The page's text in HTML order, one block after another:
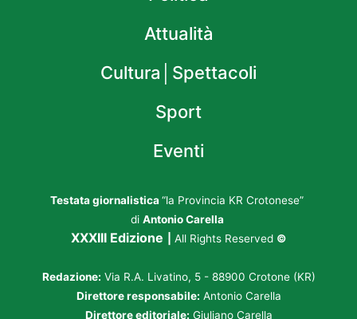
Attualità
Cultura│Spettacoli
Sport
Eventi
Testata giornalistica “la Provincia KR Crotonese”
di Antonio Carella
XXXIII Edizione All Rights Reserved ©
Redazione: Via R.A. Livatino, 5 - 88900 Crotone (KR)
Direttore responsabile: Antonio Carella
Direttore editoriale: Giuliano Carella